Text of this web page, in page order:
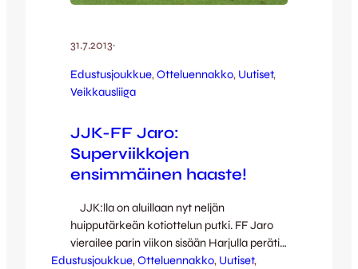
31.7.2013·
Edustusjoukkue, Otteluennakko, Uutiset
Veikkausliiga
JJK-FF Jaro:
Superviikkojen
ensimmäinen haaste!
JJK:lla on aluillaan nyt neljän
huipputärkeän kotiottelun putki. FF Jaro
vierailee parin viikon sisään Harjulla peräti
kahdesti: nyt pelataan huhtikuulta siirretty
Edustusjoukkue, Otteluennakko, Uutiset